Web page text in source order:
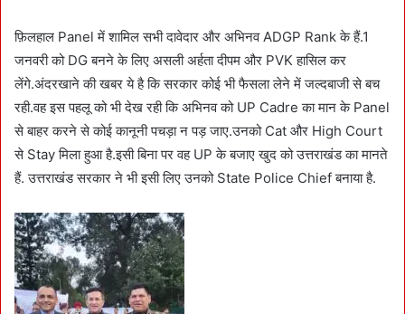
फ़िलहाल Panel में शामिल सभी दावेदार और अभिनव ADGP Rank के हैं.1
जनवरी को DG बनने के लिए असली अर्हता दीपम और PVK हासिल कर
लेंगे.अंदरखाने की खबर ये है कि सरकार कोई भी फैसला लेने में जल्दबाजी से बच
रही.वह इस पहलू को भी देख रही कि अभिनव को UP Cadre का मान के Panel
से बाहर करने से कोई कानूनी पचड़ा न पड़ जाए.उनको Cat और High Court
से Stay मिला हुआ है.इसी बिना पर वह UP के बजाए खुद को उत्तराखंड का मानते
हैं. उत्तराखंड सरकार ने भी इसी लिए उनको State Police Chief बनाया है.